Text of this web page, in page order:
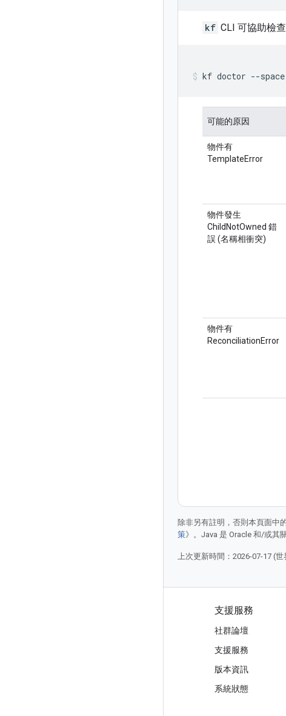
kf CLI 可協助檢
kf doctor --space
可能的原因
物件有
TemplateError
物件發生
ChildNotOwned 錯
誤 (名稱相衝突)
物件有
ReconciliationError
除非另有註明，否則本頁面中
策》。Java 是 Oracle 和/或其
上次更新時間：2026-07-17 (世
支援服務
社群論壇
支援服務
版本資訊
系統狀態